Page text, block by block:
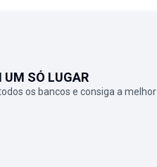
UM SÓ LUGAR
os bancos e consiga a melhor